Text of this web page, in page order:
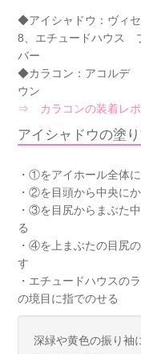
◆アイシャドウ：ヴィ
8、エチュードハウス
バー
◆カラコン：アコルデ
ウン
⇒ カラコンの装着レポ
アイシャドウの塗
・①をアイホール全体
・②を目頭から中央に
・③を目尻からまぶた
る
・④を上まぶたの目尻
す
・エチュードハウスの
の境目に指でのせる
深緑や黄色の振り袖